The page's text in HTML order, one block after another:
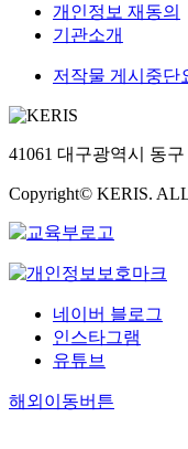
개인정보 재동의
기관소개
저작물 게시중단
41061 대구광역시 동
Copyright© KERIS.
네이버 블로그
인스타그램
유튜브
해외이동버튼